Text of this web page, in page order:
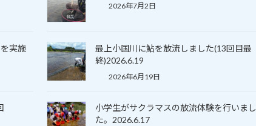
2026年7月2日
実施
最上小国川に鮎を放流しました(13回目最
終)2026.6.19
2026年6月19日
小学生がサクラマスの放流体験を行いまし
た。2026.6.17